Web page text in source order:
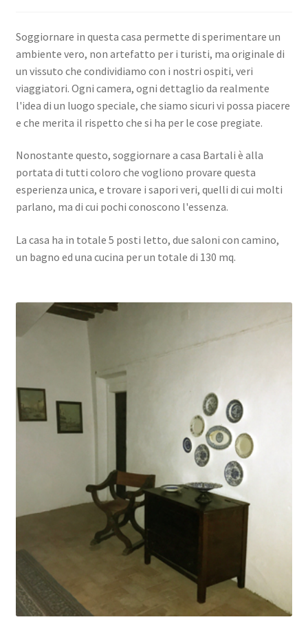
Italiano
English
Soggiornare in questa casa permette di sperimentare un
ambiente vero, non artefatto per i turisti, ma originale di
un vissuto che condividiamo con i nostri ospiti, veri
viaggiatori. Ogni camera, ogni dettaglio da realmente
l'idea di un luogo speciale, che siamo sicuri vi possa piacere
e che merita il rispetto che si ha per le cose pregiate.
Nonostante questo, soggiornare a casa Bartali è alla
portata di tutti coloro che vogliono provare questa
esperienza unica, e trovare i sapori veri, quelli di cui molti
parlano, ma di cui pochi conoscono l'essenza.
La casa ha in totale 5 posti letto, due saloni con camino,
un bagno ed una cucina per un totale di 130 mq.